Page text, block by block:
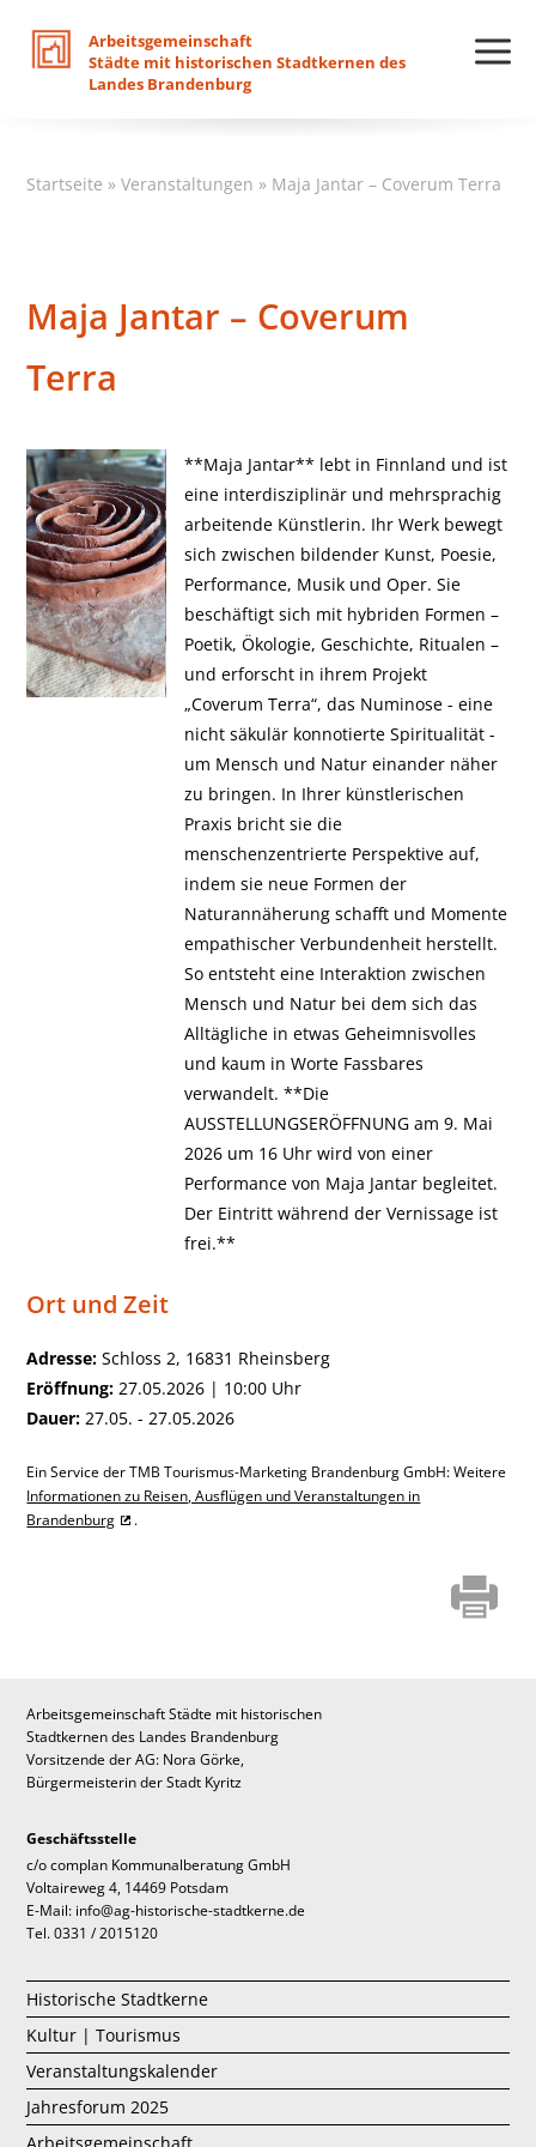
Arbeitsgemeinschaft
Städte mit historischen Stadtkernen des
Landes Brandenburg
Startseite »Veranstaltungen » Maja Jantar – Coverum Terra
Maja Jantar – Coverum
Terra
**Maja Jantar** lebt in Finnland und ist
eine interdisziplinär und mehrsprachig
arbeitende Künstlerin. Ihr Werk bewegt
sich zwischen bildender Kunst, Poesie,
Performance, Musik und Oper. Sie
beschäftigt sich mit hybriden Formen –
Poetik, Ökologie, Geschichte, Ritualen –
und erforscht in ihrem Projekt
„Coverum Terra“, das Numinose - eine
nicht säkulär konnotierte Spiritualität -
um Mensch und Natur einander näher
zu bringen. In Ihrer künstlerischen
Praxis bricht sie die
menschenzentrierte Perspektive auf,
indem sie neue Formen der
Naturannäherung schafft und Momente
empathischer Verbundenheit herstellt.
So entsteht eine Interaktion zwischen
Mensch und Natur bei dem sich das
Alltägliche in etwas Geheimnisvolles
und kaum in Worte Fassbares
verwandelt. **Die
AUSSTELLUNGSERÖFFNUNG am 9. Mai
2026 um 16 Uhr wird von einer
Performance von Maja Jantar begleitet.
Der Eintritt während der Vernissage ist
frei.**
Ort und Zeit
Adresse: Schloss 2, 16831 Rheinsberg
Eröffnung: 27.05.2026 | 10:00 Uhr
Dauer: 27.05. - 27.05.2026
Ein Service der TMB Tourismus-Marketing Brandenburg GmbH: Weitere
Informationen zu Reisen, Ausflügen und Veranstaltungen in
Brandenburg
.
Arbeitsgemeinschaft Städte mit historischen
Stadtkernen des Landes Brandenburg
Vorsitzende der AG: Nora Görke,
Bürgermeisterin der Stadt Kyritz
Geschäftsstelle
c/o complan Kommunalberatung GmbH
Voltaireweg 4, 14469 Potsdam
E-Mail: info@ag-historische-stadtkerne.de
Tel. 0331 / 2015120
Historische Stadtkerne
Kultur | Tourismus
Veranstaltungskalender
Jahresforum 2025